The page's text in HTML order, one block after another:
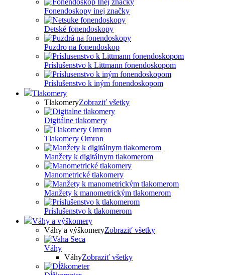
Fonendoskopy inej značky
Detské fonendoskopy
Puzdro na fonendoskop
Príslušenstvo k Littmann fonendoskopom
Príslušenstvo k iným fonendoskopom
Tlakomery
TlakomeryZobraziť všetky
Digitálne tlakomery
Tlakomery Omron
Manžety k digitálnym tlakomerom
Manometrické tlakomery
Manžety k manometrickým tlakomerom
Príslušenstvo k tlakomerom
Váhy a výškomery
Váhy a výškomeryZobraziť všetky
Váhy
VáhyZobraziť všetky